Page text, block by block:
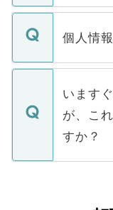
ません。
■応募殺
関を公に
に、医療
みを人材
ています。
転職・入
ん。また
定を承諾
の辞退の
ますので
個人情
個人情報
で、ご安
などで収
ご本人の
支援を目
ているす
います
が、こ
すか？
かがいし